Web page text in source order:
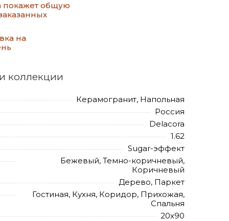
покажет общую
на
коллекции
Керамогранит, Напольная
Россия
Delacora
1.62
Sugar-эффект
Бежевый, Темно-коричневый,
Коричневый
Дерево, Паркет
Гостиная, Кухня, Коридор, Прихожая,
Спальня
20х90